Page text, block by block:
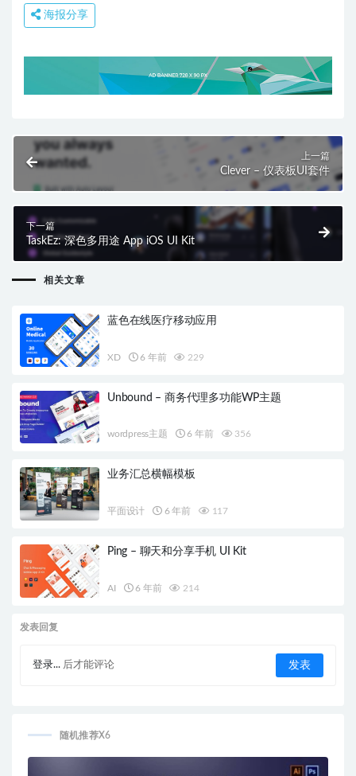
海报分享
上一篇
Clever – 仪表板UI套件
下一篇
TaskEz: 深色多用途 App iOS UI Kit
相关文章
蓝色在线医疗移动应用
XD 6 年前 229
Unbound – 商务代理多功能WP主题
wordpress主题 6 年前 356
业务汇总横幅模板
平面设计 6 年前 117
Ping – 聊天和分享手机 UI Kit
AI 6 年前 214
发表回复
登录... 后才能评论
随机推荐X6